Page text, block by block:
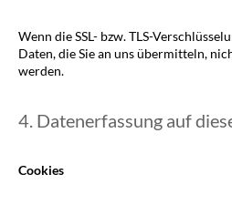
Wenn die SSL- bzw. TLS-
Daten, die Sie an uns übermitteln,
werden.
4. Datenerfassung auf
Cookies